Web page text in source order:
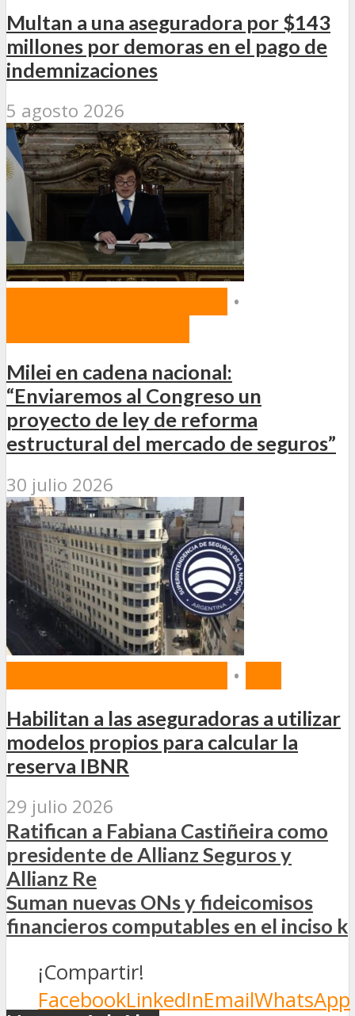
Multan a una aseguradora por $143
millones por demoras en el pago de
indemnizaciones
5 agosto 2026
•
Milei en cadena nacional:
“Enviaremos al Congreso un
proyecto de ley de reforma
estructural del mercado de seguros”
30 julio 2026
•
Habilitan a las aseguradoras a utilizar
modelos propios para calcular la
reserva IBNR
29 julio 2026
Ratifican a Fabiana Castiñeira como
presidente de Allianz Seguros y
Allianz Re
Suman nuevas ONs y fideicomisos
financieros computables en el inciso k
¡Compartir!
FacebookLinkedInEmailWhatsApp